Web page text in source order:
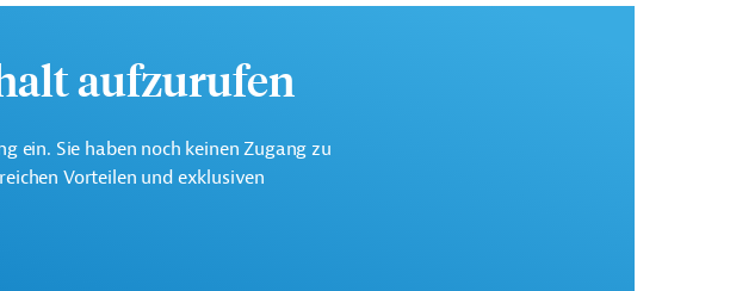
aufzurufen
ein. Sie haben noch keinen Zugang zu
Vorteilen und exklusiven